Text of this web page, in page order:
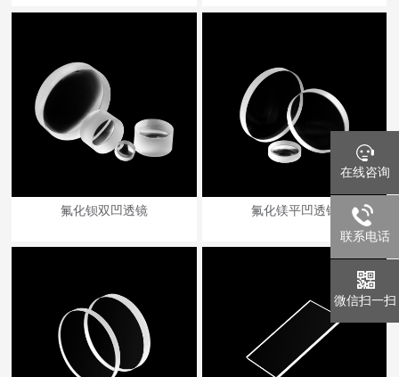
氟化钡双凹透镜 氟化镁平凹透镜
在线咨询
联系电话
微信扫一扫